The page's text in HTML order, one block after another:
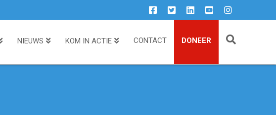
NIEUWS KOM IN ACTIE CONTACT DONEER